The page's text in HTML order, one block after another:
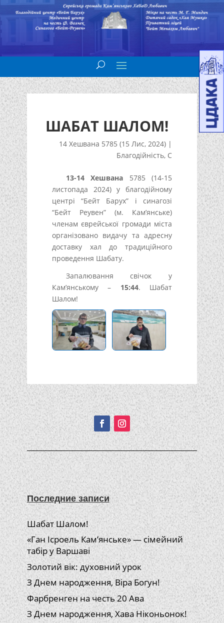
ШАБАТ ШАЛОМ!
14 Хешвана 5785 (15 Лис, 2024) |
Благодійність, С
13-14 Хешвана 5785 (14-15
листопада 2024) у благодійному
центрі “Бейт Барух” і синагозі
“Бейт Реувен” (м. Кам’янське)
членам єврейської громади міста
організовано видачу та адресну
доставку хал до традиційного
проведення Шабату.
Запалювання свічок у
Кам’янському – 15:44. Шабат
Шалом!
Подписывайтесь!
Последние записи
Шабат Шалом!
«Ган Ісроель Кам’янське» — сімейний
табір у Варшаві
Золотий вік: духовний урок
З Днем народження, Віра Богун!
Фарбренген на честь 20 Ава
З Днем народження, Хава Ніконьонок!